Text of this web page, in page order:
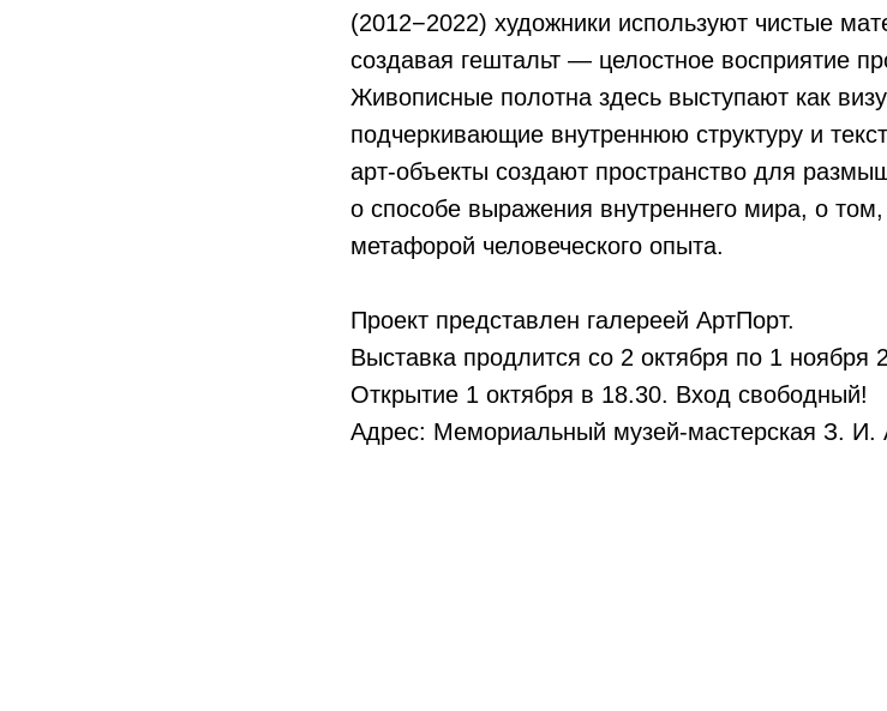
(2012−2022) художники используют чистые
создавая гештальт — целостное восприятие
Живописные полотна здесь выступают как
подчеркивающие внутреннюю структуру и
арт-объекты создают пространство для
о способе выражения внутреннего мира, о
метафорой человеческого опыта.
Проект представлен галереей АртПорт.
Выставка продлится со 2 октября по 1 ноября
Открытие 1 октября в 18.30. Вход свободный!
Адрес: Мемориальный музей-мастерская З. И.